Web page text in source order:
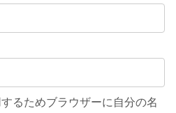
るためブラウザーに自分の名